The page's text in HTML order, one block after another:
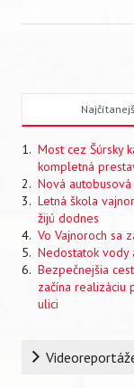
Most cez Šúrsky
kompletná
Nová
Letná škola
žijú dodnes
Vo Vajnoroch sa
Nedostatok
Bezpečnejšia
začína realizáciu
ulici
Rubrika